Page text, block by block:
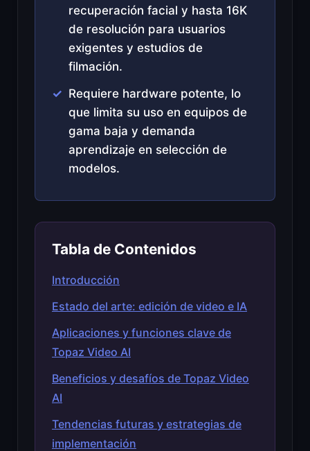
recuperación facial y hasta 16K
de resolución para usuarios
exigentes y estudios de
filmación.
Requiere hardware potente, lo
que limita su uso en equipos de
gama baja y demanda
aprendizaje en selección de
modelos.
Tabla de Contenidos
Introducción
Estado del arte: edición de video e IA
Aplicaciones y funciones clave de
Topaz Video AI
Beneficios y desafíos de Topaz Video
AI
Tendencias futuras y estrategias de
implementación